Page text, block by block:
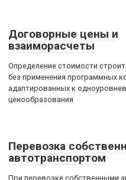
Договорные цены и
взаиморасчеты
Определение стоимости
без применения программных
адаптированных к
ценообразования
Перевозка
автотранспортом
При перевозке собственными